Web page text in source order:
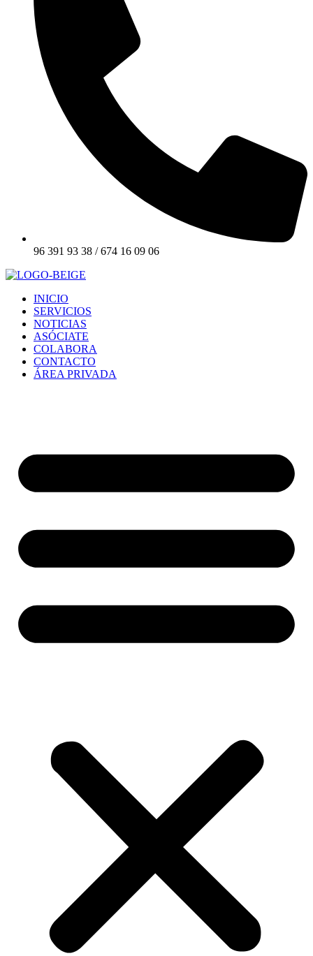
96 391 93 38 / 674 16 09 06
INICIO
SERVICIOS
NOTICIAS
ASÓCIATE
COLABORA
CONTACTO
ÁREA PRIVADA